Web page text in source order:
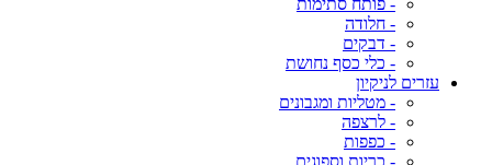
- פותח סתימות
- חלודה
- דבקים
- כלי כסף נחושת
עזרים לניקיון
- מטליות ומגבונים
- לרצפה
- כפפות
- כריות וספוגים